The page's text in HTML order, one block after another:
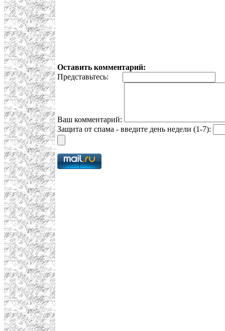
Оставить комментарий:
Представьтесь:
Ваш комментарий:
Защита от спама - введите день недели (1-7):